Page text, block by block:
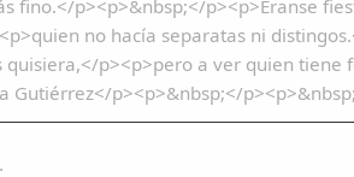
fino.</p><p>&nbsp;</p><p>Éranse
no hacía separatas ni
p><p>pero a ver quien tiene
Gutiérrez</p><p>&nbsp;</